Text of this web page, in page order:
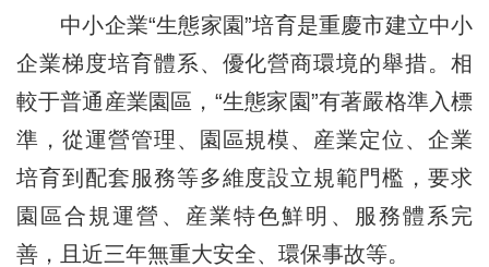
中小企業“生態家園”培育是重慶市建立中小
企業梯度培育體系、優化營商環境的舉措。相
較于普通産業園區，“生態家園”有著嚴格準入標
準，從運營管理、園區規模、産業定位、企業
培育到配套服務等多維度設立規範門檻，要求
園區合規運營、産業特色鮮明、服務體系完
善，且近三年無重大安全、環保事故等。